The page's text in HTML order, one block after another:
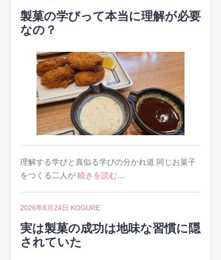
製菓の学びって本当に理解が必要
なの？
理解する学びと真似る学びの分かれ道 同じお菓子
をつくる二人が 続きを読む…
2026年6月24日 KOGURE
実は製菓の成功は地味な習慣に隠
されていた